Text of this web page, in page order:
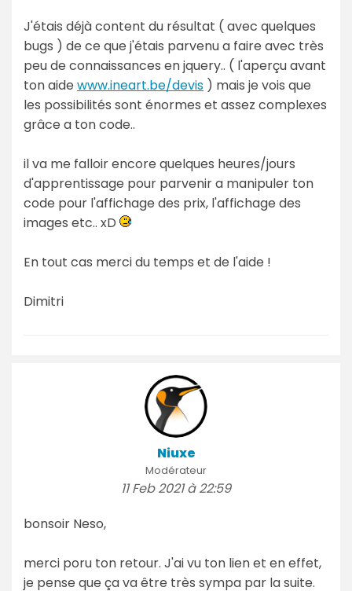
J'étais déjà content du résultat ( avec quelques
bugs ) de ce que j'étais parvenu a faire avec très
peu de connaissances en jquery.. ( l'aperçu avant
ton aide www.ineart.be/devis ) mais je vois que
les possibilités sont énormes et assez complexes
grâce a ton code..
il va me falloir encore quelques heures/jours
d'apprentissage pour parvenir a manipuler ton
code pour l'affichage des prix, l'affichage des
images etc.. xD
En tout cas merci du temps et de l'aide !
Dimitri
Niuxe
Modérateur
11 Feb 2021 à 22:59
bonsoir Neso,
merci poru ton retour. J'ai vu ton lien et en effet,
je pense que ça va être très sympa par la suite.